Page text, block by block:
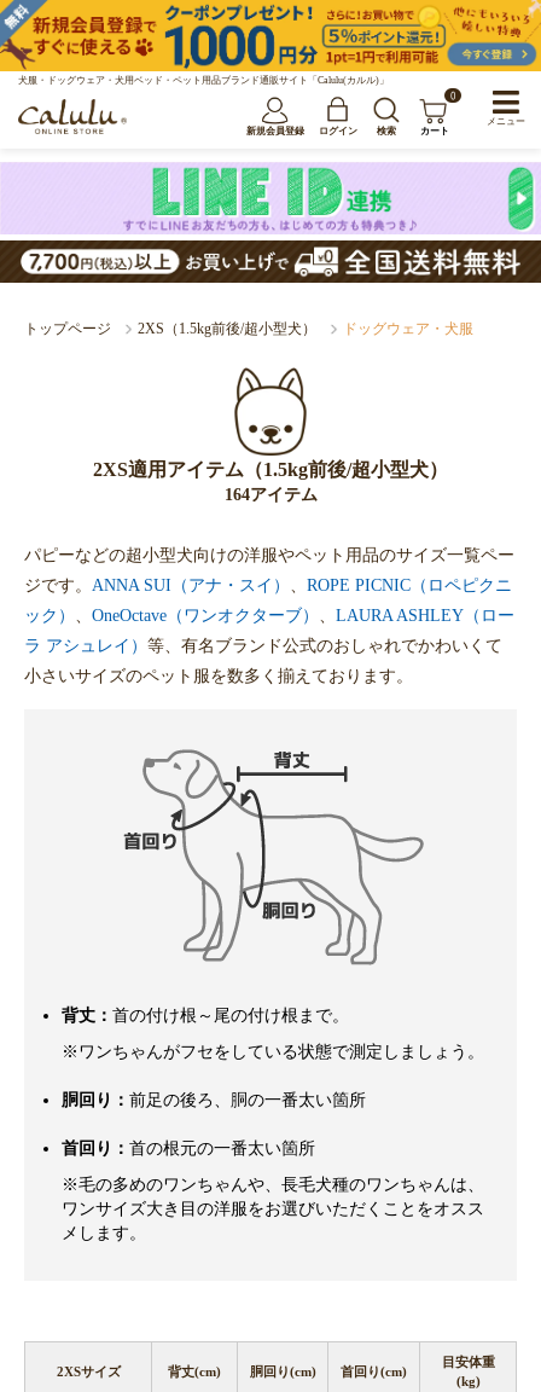
犬服・ドッグウェア・犬用ベッド・ペット用品ブランド通販サイト「Calulu(カルル)」
新規会員登録 ログイン 検索
0
カート
トップページ 2XS（1.5kg前後/超小型犬） ドッグウェア・犬服
2XS適用アイテム（1.5kg前後/超小型犬）
164アイテム
パピーなどの超小型犬向けの洋服やペット用品のサイズ一覧ペー
ジです。 ANNA SUI（アナ・スイ）
ROPE PICNIC（ロペピクニ
ック）
OneOctave（ワンオクターブ）
LAURA ASHLEY（ロー
ラ アシュレイ） 等、有名ブランド公式のおしゃれでかわいくて
小さいサイズのペット服を数多く揃えております。
背丈： 首の付け根～尾の付け根まで。
※ワンちゃんがフセをしている状態で測定しましょう。
胴回り： 前足の後ろ、胴の一番太い箇所
首回り： 首の根元の一番太い箇所
※毛の多めのワンちゃんや、長毛犬種のワンちゃんは、
ワンサイズ大き目の洋服をお選びいただくことをオスス
メします。
2XSサイズ 背丈(cm) 胴回り(cm) 首回り(cm)
目安体重
(kg)
メニュー